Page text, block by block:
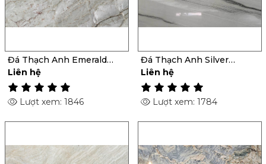
Đá Thạch Anh Emerald
Green
Liên hệ
Lượt xem: 1846
Đá Thạch Anh Silver
Shadow
Liên hệ
Lượt xem: 1784